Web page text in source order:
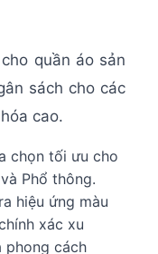
quần áo sản
sách cho các
cao.
chọn tối ưu cho
Phổ thông.
hiệu ứng màu
xác xu
phong cách